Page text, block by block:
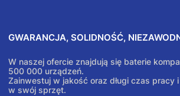
GWARANCJA, SOLIDNOŚĆ,
W naszej ofercie znajdują się baterie
500 000 urządzeń.
Zainwestuj w jakość oraz długi czas pracy
w swój sprzęt.